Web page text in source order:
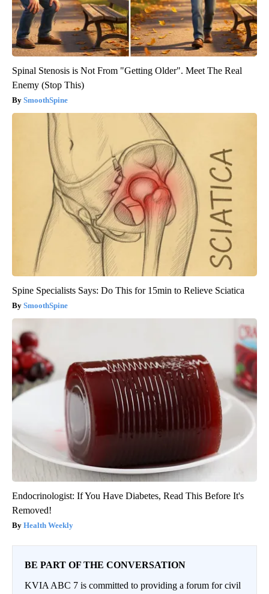
Spinal Stenosis is Not From "Getting Older". Meet The Real
Enemy (Stop This)
SmoothSpine
Spine Specialists Says: Do This for 15min to Relieve Sciatica
SmoothSpine
Endocrinologist: If You Have Diabetes, Read This Before It's
Removed!
Health Weekly
BE PART OF THE CONVERSATION
KVIA ABC 7 is committed to providing a forum for civil